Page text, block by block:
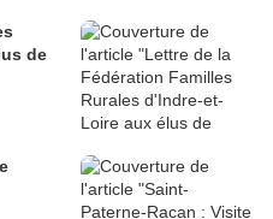
de